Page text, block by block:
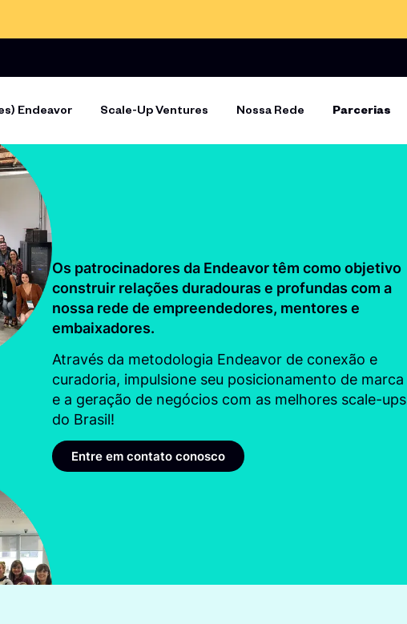
Endeavor Scale-Up Ventures Nossa Rede Parcerias
Os patrocinadores da Endeavor têm como objetivo
construir relações duradouras e profundas com a
nossa rede de empreendedores, mentores e
embaixadores.
Através da metodologia Endeavor de conexão e
curadoria, impulsione seu posicionamento de marca
e a geração de negócios com as melhores scale-ups
do Brasil!
Entre em contato conosco